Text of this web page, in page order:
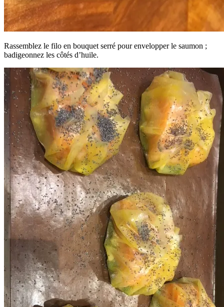
Rassemblez le filo en bouquet serré pour envelopper le saumon ;
badigeonnez les côtés d’huile.